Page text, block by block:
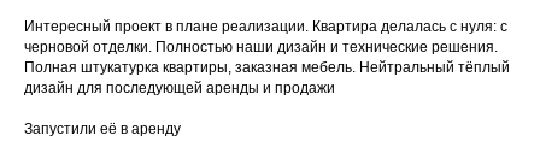
Интересный проект в плане реализации. Квартира делалась с нуля: с
черновой отделки. Полностью наши дизайн и технические решения.
Полная штукатурка квартиры, заказная мебель. Нейтральный тёплый
дизайн для последующей аренды и продажи
Запустили её в аренду